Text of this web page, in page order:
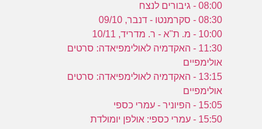
08:00 - גיבורים לנצח
08:30 - סקרמנטו - דנבר, 09/10
10:00 - מ. ת''א - ר. מדריד, 10/11
11:30 - האקדמיה לאולימפיאדה: סרטים
אולימפיים
13:15 - האקדמיה לאולימפיאדה: סרטים
אולימפיים
15:05 - הפיוניר - עמרי כספי
15:50 - עמרי כספי: אולפן יומולדת